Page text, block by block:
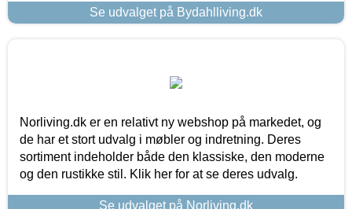
Se udvalget på Bydahlliving.dk
Norliving.dk er en relativt ny webshop på markedet, og
de har et stort udvalg i møbler og indretning. Deres
sortiment indeholder både den klassiske, den moderne
og den rustikke stil. Klik her for at se deres udvalg.
Se udvalget på Norliving.dk